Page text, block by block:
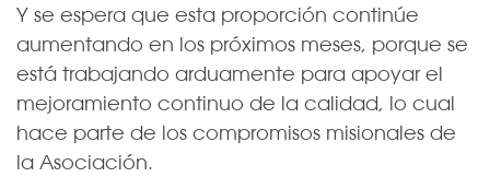
Y se espera que esta proporción continúe
aumentando en los próximos meses, porque se
está trabajando arduamente para apoyar el
mejoramiento continuo de la calidad, lo cual
hace parte de los compromisos misionales de
la Asociación.